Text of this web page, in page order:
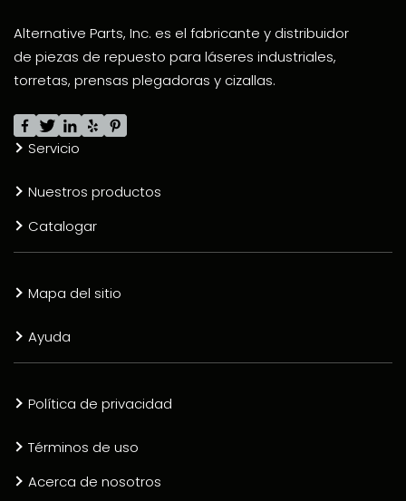
Alternative Parts, Inc. es el fabricante y distribuidor
de piezas de repuesto para láseres industriales,
torretas, prensas plegadoras y cizallas.
Servicio
Nuestros productos
Catalogar
Mapa del sitio
Ayuda
Política de privacidad
Términos de uso
Acerca de nosotros